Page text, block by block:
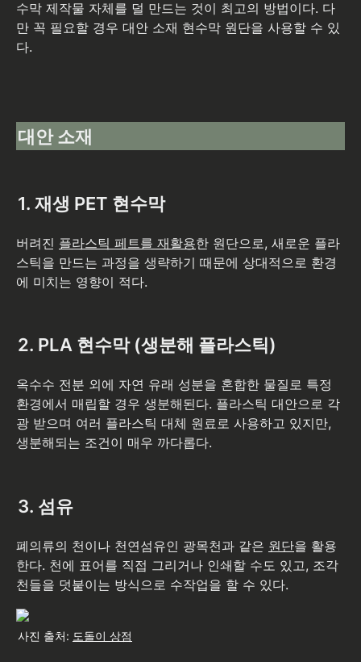
수막 제작물 자체를 덜 만드는 것이 최고의 방법이다. 다
만 꼭 필요할 경우 대안 소재 현수막 원단을 사용할 수 있
다.
대안 소재
1. 재생 PET 현수막
버려진 플라스틱 페트를 재활용한 원단으로, 새로운 플라
스틱을 만드는 과정을 생략하기 때문에 상대적으로 환경
에 미치는 영향이 적다.
2. PLA 현수막 (생분해 플라스틱)
옥수수 전분 외에 자연 유래 성분을 혼합한 물질로 특정
환경에서 매립할 경우 생분해된다. 플라스틱 대안으로 각
광 받으며 여러 플라스틱 대체 원료로 사용하고 있지만,
생분해되는 조건이 매우 까다롭다.
3. 섬유
폐의류의 천이나 천연섬유인 광목천과 같은 원단을 활용
한다. 천에 표어를 직접 그리거나 인쇄할 수도 있고, 조각
천들을 덧붙이는 방식으로 수작업을 할 수 있다.
사진 출처: 도돌이 상점